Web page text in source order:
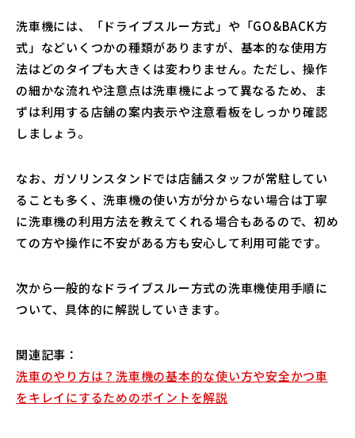
洗車機には、「ドライブスルー方式」や「GO&BACK方
式」などいくつかの種類がありますが、基本的な使用方
法はどのタイプも大きくは変わりません。ただし、操作
の細かな流れや注意点は洗車機によって異なるため、ま
ずは利用する店舗の案内表示や注意看板をしっかり確認
しましょう。
なお、ガソリンスタンドでは店舗スタッフが常駐してい
ることも多く、洗車機の使い方が分からない場合は丁寧
に洗車機の利用方法を教えてくれる場合もあるので、初め
ての方や操作に不安がある方も安心して利用可能です。
次から一般的なドライブスルー方式の洗車機使用手順に
ついて、具体的に解説していきます。
関連記事：
洗車のやり方は？洗車機の基本的な使い方や安全かつ車
をキレイにするためのポイントを解説